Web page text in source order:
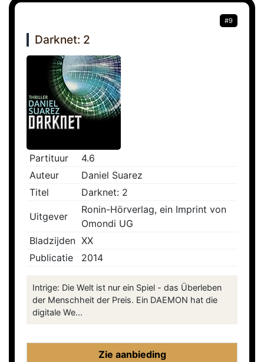
#9
Darknet: 2
Partituur
4.6
Auteur
Daniel Suarez
Titel
Darknet: 2
Uitgever
Ronin-Hörverlag, ein Imprint von
Omondi UG
Bladzijden XX
Publicatie
2014
Intrige: Die Welt ist nur ein Spiel - das Überleben
der Menschheit der Preis. Ein DAEMON hat die
digitale We...
Zie aanbieding